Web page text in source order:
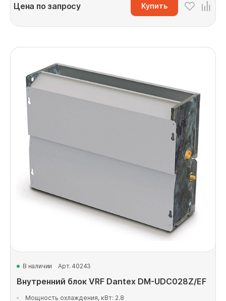
Цена по запросу Купить
В наличии Арт. 40243
Внутренний блок VRF Dantex DM-UDC028Z/EF
Мощность охлаждения, кВт: 2.8